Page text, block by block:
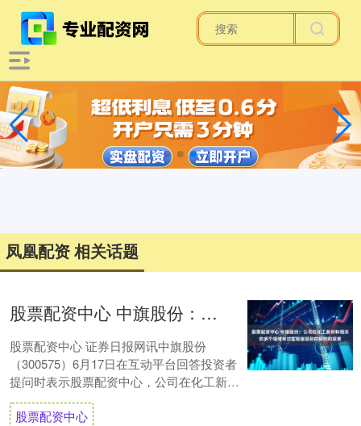
凤凰配资 相关话题
股票配资中心 中旗股份：公司在化工新材料相关的多个领域有过实验室级别的研究和探索
股票配资中心 证券日报网讯中旗股份
（300575）6月17日在互动平台回答投资者
提问时表示股票配资中心，公司在化工新材
料相关的多个领域有过实验室级别的研究和
探索....
股票配资中心